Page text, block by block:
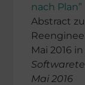
nach Plan”
Abstract
Mai 2016
Mai 2016